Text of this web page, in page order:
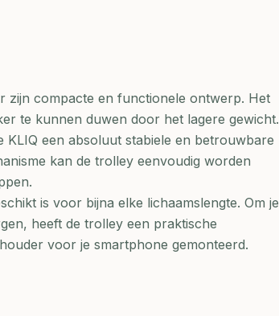
zijn compacte en functionele ontwerp. Het
te kunnen duwen door het lagere gewicht.
een absoluut stabiele en betrouwbare
kan de trolley eenvoudig worden
is voor bijna elke lichaamslengte. Om je
heeft de trolley een praktische
voor je smartphone gemonteerd.